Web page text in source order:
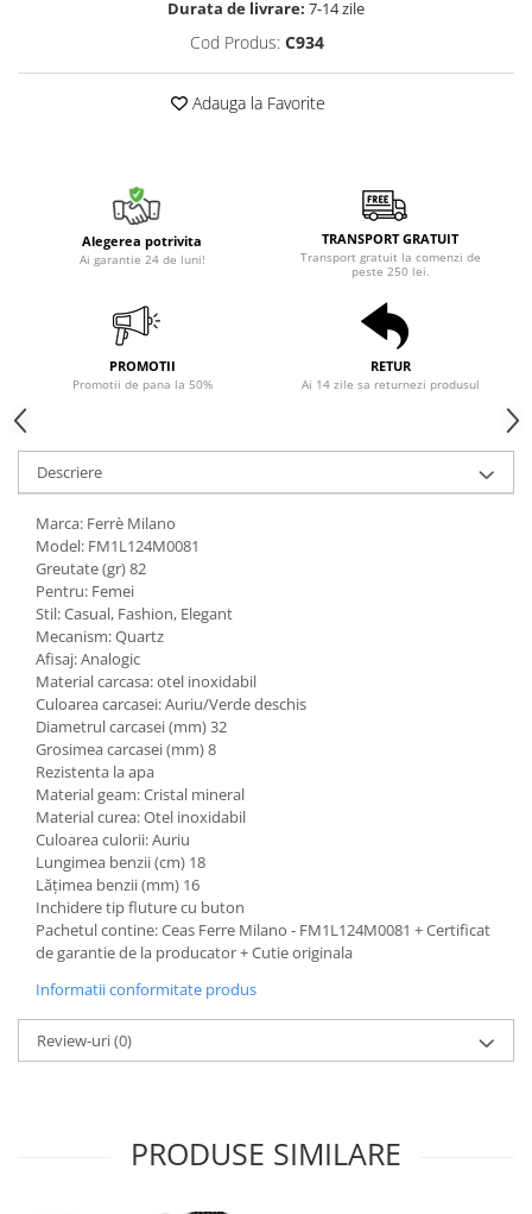
Durata de livrare: 7-14 zile
Cod Produs: C934
Adauga la Favorite
Alegerea potrivita
Ai garantie 24 de luni!
TRANSPORT GRATUIT
Transport gratuit la comenzi de
peste 250 lei.
PROMOTII
Promotii de pana la 50%
RETUR
Ai 14 zile sa returnezi produsul
Descriere
Marca: Ferrè Milano
Model: FM1L124M0081
Greutate (gr) 82
Pentru: Femei
Stil: Casual, Fashion, Elegant
Mecanism: Quartz
Afisaj: Analogic
Material carcasa: otel inoxidabil
Culoarea carcasei: Auriu/Verde deschis
Diametrul carcasei (mm) 32
Grosimea carcasei (mm) 8
Rezistenta la apa
Material geam: Cristal mineral
Material curea: Otel inoxidabil
Culoarea culorii: Auriu
Lungimea benzii (cm) 18
Lățimea benzii (mm) 16
Inchidere tip fluture cu buton
Pachetul contine: Ceas Ferre Milano - FM1L124M0081 + Certificat
de garantie de la producator + Cutie originala
Informatii conformitate produs
Review-uri(0)
PRODUSE SIMILARE